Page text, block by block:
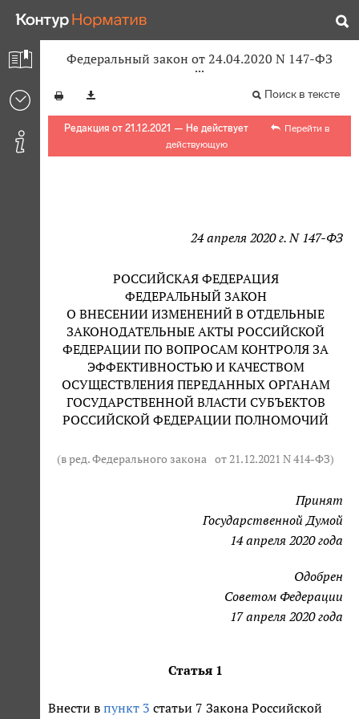
Федеральный закон от 24.04.2020 N 147-ФЗ
Поиск в тексте
Редакция от 21.12.2021 — Не действует
Перейти в
действующую
24 апреля 2020 г. N 147-ФЗ
РОССИЙСКАЯ ФЕДЕРАЦИЯ
ФЕДЕРАЛЬНЫЙ ЗАКОН
О ВНЕСЕНИИ ИЗМЕНЕНИЙ В ОТДЕЛЬНЫЕ
ЗАКОНОДАТЕЛЬНЫЕ АКТЫ РОССИЙСКОЙ
ФЕДЕРАЦИИ ПО ВОПРОСАМ КОНТРОЛЯ ЗА
ЭФФЕКТИВНОСТЬЮ И КАЧЕСТВОМ
ОСУЩЕСТВЛЕНИЯ ПЕРЕДАННЫХ ОРГАНАМ
ГОСУДАРСТВЕННОЙ ВЛАСТИ СУБЪЕКТОВ
РОССИЙСКОЙ ФЕДЕРАЦИИ ПОЛНОМОЧИЙ
(в ред. Федерального закона от 21.12.2021 N 414-ФЗ)
Принят
Государственной Думой
14 апреля 2020 года
Одобрен
Советом Федерации
17 апреля 2020 года
Статья 1
Внести в пункт 3 статьи 7 Закона Российской